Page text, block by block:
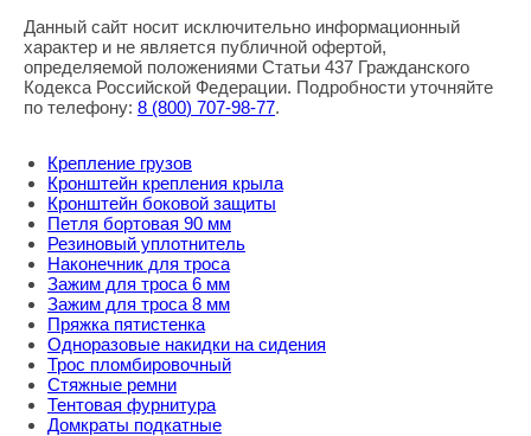
Данный сайт носит исключительно информационный
характер и не является публичной офертой,
определяемой положениями Статьи 437 Гражданского
Кодекса Российской Федерации. Подробности уточняйте
по телефону: 8 (800) 707-98-77.
Крепление грузов
Кронштейн крепления крыла
Кронштейн боковой защиты
Петля бортовая 90 мм
Резиновый уплотнитель
Наконечник для троса
Зажим для троса 6 мм
Зажим для троса 8 мм
Пряжка пятистенка
Одноразовые накидки на сидения
Трос пломбировочный
Стяжные ремни
Тентовая фурнитура
Домкраты подкатные